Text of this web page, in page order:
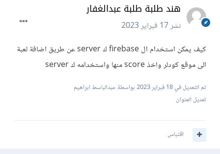
هند طلبة طلبة عبدالغفار
نشر17 فبراير 2023
كيف يمكن استخدام ال firebase ك server عن طريق اضافة لعبة
الى موقع كودلر واخذ score منها واستخدامه ك server
تم التعديل في18 فبراير 2023
بواسطة عبدالباسط ابراهيم
تعديل العنوان
اقتباس